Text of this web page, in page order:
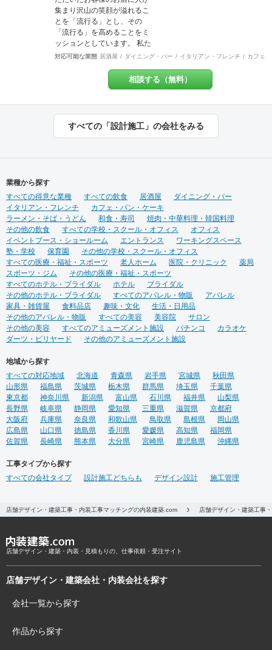
工事物件 選出
す。 対応エリア：神奈川県全
域 東京都23区 東京都多摩
地域エリア 川崎地域
【 ？ 】 ＝
【 ！ 】 ご来店頂いた方々
び 意図に気づいた瞬間
「 ！ 」に変わってしま
します。 伝える思いと 届け
る声に ちょっとした遊び心を
集まり沢山の笑顔が溢れるこ
とを「流行る」とし、その
「流行る」を高めることをミ
ッションとしています。 私た
ちは​​お客様ごとにちがう“オモ
づくりの先に実現したいこ
と”を一緒に創り上げます。ま
績は900店以上。 グループ会
社で直営美容室を13店舗を運
ト・マーケティング調査 ③資
金調達サポート ④美容業界専
門のデザイン提案 ⑤自社施工
⑥ブランディングのための販
促ツール ⑦お客様により沿っ
たアフターフォロー まずはご
相談やお話だけでも構いませ
ん。 お気軽にお問合せくださ
いませ！
対応可能な業態 居酒屋 ダイニング・バー イタリアン・フレンチ カフェ
相談する（無料）
すべての「設計施工」の会社をみる
業種から探す
すべての得意な業種
すべての飲食 居酒屋
ダイニング・バー
イタリアン・フレンチ
カフェ・パン・ケーキ
ラーメン・そば・うどん
和食・寿司
焼肉・中華料理・韓国料理
その他の飲食
すべての学校・スクール・オフィス
オフィス
イベントブース・ショールーム
エントランス
ワーキングスペース
塾・学校
保育園
その他の学校・スクール・オフィス
すべての医療・福祉・スポーツ
老人ホーム 医院・クリニック
薬局
スポーツ・ジム
その他の医療・福祉・スポーツ
すべてのホテル・ブライダル
ホテル
ブライダル
その他のホテル・ブライダル
すべてのアパレル・物販
アパレル
家具・雑貨屋
食料品店 趣味・文化
生活・日用品
その他のアパレル・物販
すべての美容 美容院
サロン
その他の美容
すべてのアミューズメント施設 パチンコ
カラオケ
ダーツ・ビリヤード
その他のアミューズメント施設
地域から探す
すべての対応地域
北海道 青森県 岩手県 宮城県
秋田県
山形県
福島県 茨城県 栃木県 群馬県 埼玉県
千葉県
東京都
神奈川県 新潟県 富山県 石川県 福井県
山梨県
長野県
岐阜県 静岡県 愛知県 三重県 滋賀県
京都府
大阪府
兵庫県 奈良県 和歌山県 鳥取県 島根県
岡山県
広島県
山口県 徳島県 香川県 愛媛県 高知県
福岡県
佐賀県
長崎県 熊本県 大分県 宮崎県 鹿児島県 沖縄県
工事タイプから探す
すべての会社タイプ
設計施工どちらも デザイン設計 施工管理
店舗デザイン・建築工事・内装工事マッチングの内装建築.com 店舗デザイン・建築工事
店舗デザイン・建築・内装・見積もりの、仕事依頼・受注サイト
店舗デザイン・建築会社・内装会社を探す
会社一覧から探す
作品から探す